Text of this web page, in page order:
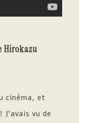
Hirokazu
cinéma, et
vu de